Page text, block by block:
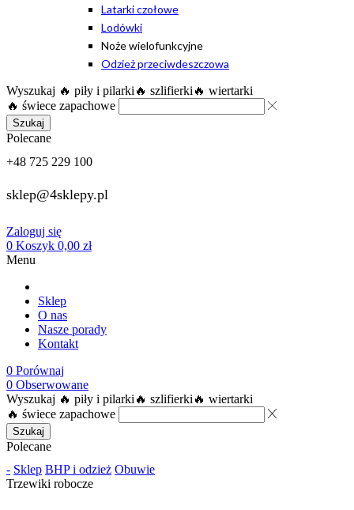
Latarki czołowe
Lodówki
Noże wielofunkcyjne
Odzież przeciwdeszczowa
Wyszukaj 🔥 piły i pilarki 🔥 szlifierki 🔥 wiertarki
🔥 świece zapachowe
Szukaj
Polecane
+48 725 229 100
sklep@4sklepy.pl
Zaloguj się
0 Koszyk 0,00 zł
Menu
Sklep
O nas
Nasze porady
Kontakt
0 Porównaj
0 Obserwowane
Wyszukaj 🔥 piły i pilarki 🔥 szlifierki 🔥 wiertarki
🔥 świece zapachowe
Szukaj
Polecane
- Sklep BHP i odzież Obuwie
Trzewiki robocze